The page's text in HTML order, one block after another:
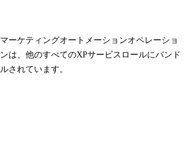
マーケティングオートメーションオペレーショ
ンは、他のすべてのXPサービスロールにバンド
ルされています。